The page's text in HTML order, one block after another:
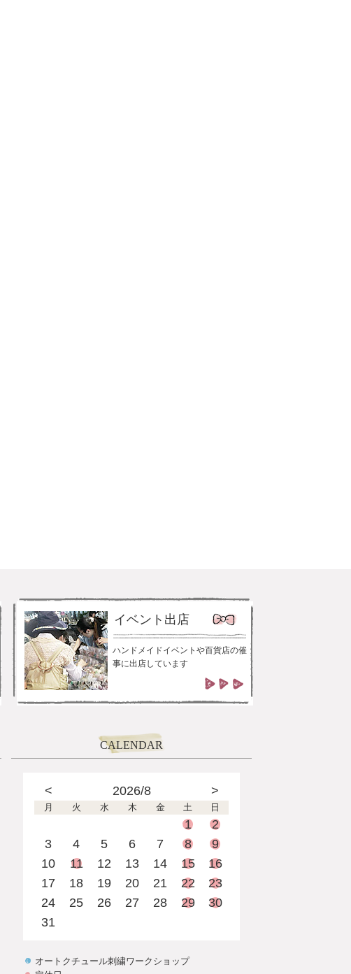
イベント出店
ハンドメイドイベントや百貨店の催
事に出店しています
CALENDAR
< 2026/8 >
月 火 水 木 金 土 日
1
2
3
4 5 6 7 8
9
10
11 12 13 14 15
16
17
18 19 20 21 22
23
24
25 26 27 28 29
30
31
オートクチュール刺繍ワークショップ